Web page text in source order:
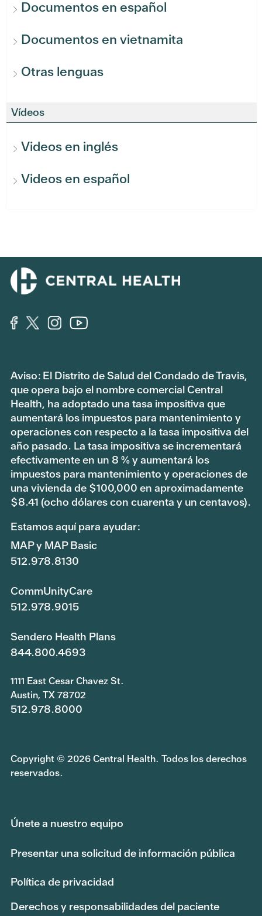
Documentos en español
Documentos en vietnamita
Otras lenguas
Vídeos
Videos en inglés
Videos en español
Aviso: El Distrito de Salud del Condado de Travis,
que opera bajo el nombre comercial Central
Health, ha adoptado una tasa impositiva que
aumentará los impuestos para mantenimiento y
operaciones con respecto a la tasa impositiva del
año pasado. La tasa impositiva se incrementará
efectivamente en un 8 % y aumentará los
impuestos para mantenimiento y operaciones de
una vivienda de $100,000 en aproximadamente
$8.41 (ocho dólares con cuarenta y un centavos).
Estamos aquí para ayudar:
MAP y MAP Basic
512.978.8130
CommUnityCare
512.978.9015
Sendero Health Plans
844.800.4693
1111 East Cesar Chavez St.
Austin, TX 78702
512.978.8000
Copyright © 2026 Central Health. Todos los derechos
reservados.
Únete a nuestro equipo
Presentar una solicitud de información pública
Política de privacidad
Derechos y responsabilidades del paciente